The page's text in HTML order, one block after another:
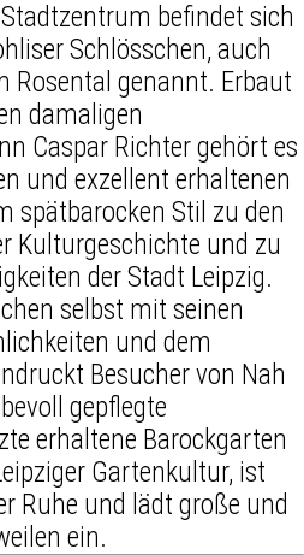
befindet sich
Schlösschen, auch
Rosental genannt. Erbaut
damaligen
Caspar Richter gehört es
und exzellent erhaltenen
spätbarocken Stil zu den
Kulturgeschichte und zu
der Stadt Leipzig.
selbst mit seinen
und dem
Besucher von Nah
gepflegte
erhaltene Barockgarten
Gartenkultur, ist
Ruhe und lädt große und
ein.